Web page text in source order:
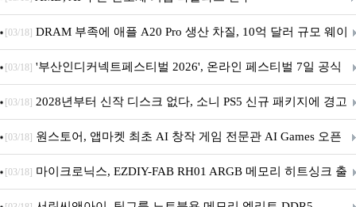
[03/18] DRAM 부족에 애플 A20 Pro 생산 차질, 10억 달러 규모 웨이
퍼 대기
[03/18] '부산인디커넥트페스티벌 2026', 온라인 페스티벌 7일 공식
개막... 22일간 진행
[03/18] 2028년부터 신작 디스크 없다, 소니 PS5 신규 패키지에 경고
문 추가
[03/18] 원스토어, 앱마켓 최초 AI 창작 게임 전문관 AI Games 오픈
[03/18] 마이크로닉스, EZDIY-FAB RH01 ARGB 메모리 히트싱크 출